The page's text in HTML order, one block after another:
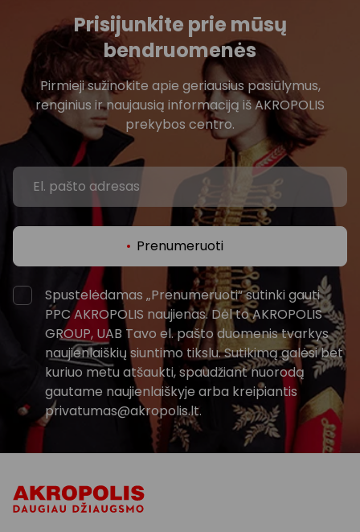
Prisijunkite prie mūsų
bendruomenės
Pirmieji sužinokite apie geriausius pasiūlymus,
renginius ir naujausią informaciją iš AKROPOLIS
prekybos centro.
Prenumeruoti
Spustelėdamas „Prenumeruoti“ sutinki gauti
PPC AKROPOLIS naujienas. Dėl to AKROPOLIS
GROUP, UAB Tavo el. pašto duomenis tvarkys
naujienlaiškių siuntimo tikslu. Sutikimą galėsi bet
kuriuo metu atšaukti, spaudžiant nuorodą
gautame naujienlaiškyje arba kreipiantis
privatumas@akropolis.lt.